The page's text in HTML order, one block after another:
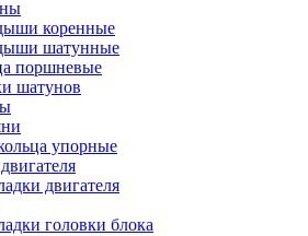
коренные
шатунные
поршневые
шатунов
упорные
двигателя
головки блока